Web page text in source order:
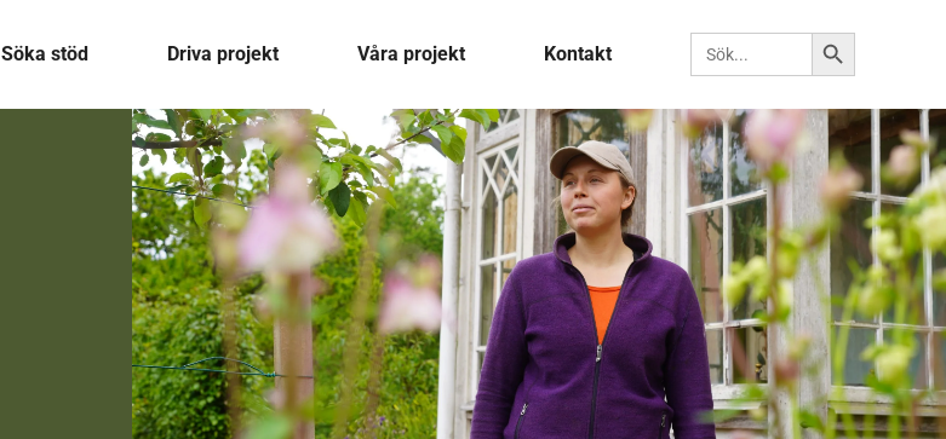
Söka stöd Driva projekt Våra projekt Kontakt Sök efter: Sökknapp